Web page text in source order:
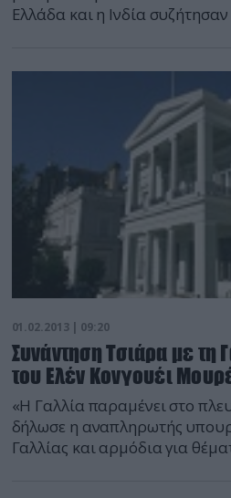
Ελλάδα και η Ινδία
Καούρ. Στη συνάντηση που
αντιπροσωπειών των δύο
ενημέρωσε την ινδική πλευρά
εξελίξεις της ελληνικής […]
01.02.2013 | 09:20
Συνάντηση Τσιάρα με τη
του Ελέν Κονγουέι
«Η Γαλλία παραμένει στο
δήλωσε η αναπληρωτής
Γαλλίας και αρμόδια για